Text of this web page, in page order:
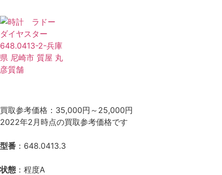
買取参考価格：35,000円～25,000円
2022年2月時点の買取参考価格です
型番 ：648.0413.3
状態 ：程度A